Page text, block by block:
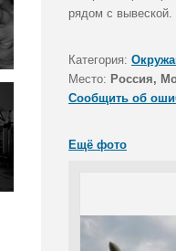
рядом с вывеской.
Категория:
Место: Россия,
Сообщить об
Ещё фото